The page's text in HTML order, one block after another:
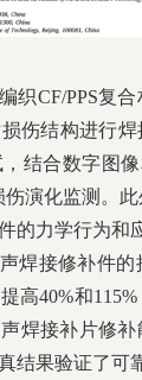
织CF/PPS复
伤结构进行
结合数字图
演化监测。
的力学行为和
焊接修补件的
高40%和
焊接补片修补
结果验证了可